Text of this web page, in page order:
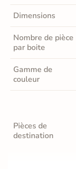
Dimensions
Nombre de pièce
par boite
Gamme de
couleur
Pièces de
destination